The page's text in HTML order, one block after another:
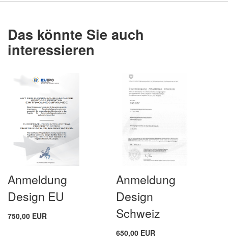
Das könnte Sie auch
interessieren
Anmeldung
Design EU
750,00 EUR
Anmeldung
Design
Schweiz
650,00 EUR